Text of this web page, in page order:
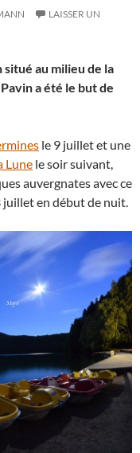
LAISSER UN
au milieu de la
a été le but de
le 9 juillet et une
Lune le soir suivant,
auvergnates avec ce
juillet en début de nuit.